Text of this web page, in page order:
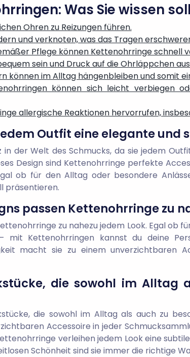
Was Sie wissen
Ohren zu Reizungen führen.
und verknoten, was das Tragen
Pflege können Kettenohrringe schnell
sein und Druck auf die Ohrläppchen
können im Alltag hängenbleiben und somit
können sich leicht verbiegen
allergische Reaktionen hervorrufen,
Outfit eine elegante und
der Welt des Schmucks, da sie jedem
Design sind Kettenohrringe perfekte
ob für den Alltag oder besondere
präsentieren.
passen Kettenohrringe zu
zu nahezu jedem Look. Egal ob
mit Kettenohrringen kannst du deine
macht sie zu einem unverzichtbaren
die sowohl im Alltag
die sowohl im Alltag als auch zu
Accessoire in jeder
verleihen jedem Look eine
Schönheit sind sie immer die richtige